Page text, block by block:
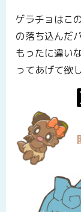
ゲラチョはこ
の落ち込んだ
もったに違い
ってあげて欲